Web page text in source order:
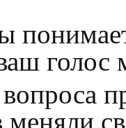
голос
меняли